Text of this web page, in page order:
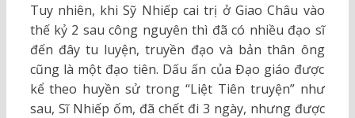
Tuy nhiên, khi Sỹ Nhiếp cai trị ở Giao Châu vào
thế kỷ 2 sau công nguyên thì đã có nhiều đạo sĩ
đến đây tu luyện, truyền đạo và bản thân ông
cũng là một đạo tiên. Dấu ấn của Đạo giáo được
kể theo huyền sử trong “Liệt Tiên truyện” như
sau, Sĩ Nhiếp ốm, đã chết đi 3 ngày, nhưng được